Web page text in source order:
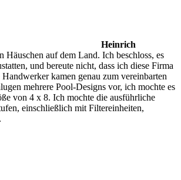
Heinrich
Häuschen auf dem Land. Ich beschloss, es
und bereute nicht, dass ich diese Firma
kamen genau zum vereinbarten
mehrere Pool-Designs vor, ich mochte es
von 4 x 8. Ich mochte die ausführliche
einschließlich mit Filtereinheiten,